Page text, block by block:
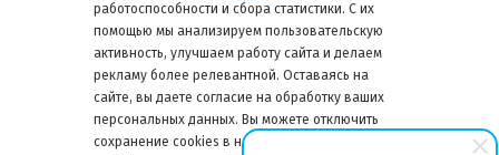
работоспособности и сбора статистики. С их
помощью мы анализируем пользовательскую
активность, улучшаем работу сайта и делаем
рекламу более релевантной. Оставаясь на
сайте, вы даете согласие на обработку ваших
персональных данных. Вы можете отключить
сохранение cookies в настройках браузера в